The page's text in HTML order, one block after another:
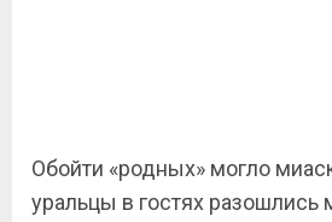
Обойти «родных» могло
уральцы в гостях разошлись